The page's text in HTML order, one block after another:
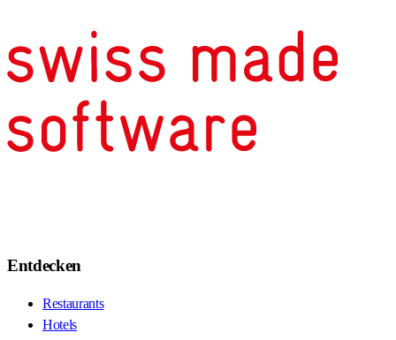
Entdecken
Restaurants
Hotels